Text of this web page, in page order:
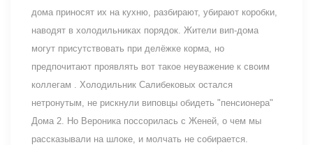
дома приносят их на кухню, разбирают, убирают коробки,
наводят в холодильниках порядок. Жители вип-дома
могут присутствовать при делёжке корма, но
предпочитают проявлять вот такое неуважение к своим
коллегам . Холодильник Салибековых остался
нетронутым, не рискнули виповцы обидеть "пенсионера"
Дома 2. Но Вероника поссорилась с Женей, о чем мы
рассказывали на шлоке, и молчать не собирается.